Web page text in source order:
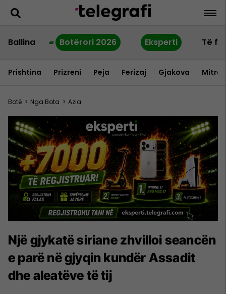
Ballina Botërori 2026 Eksperti Të
Prishtina Prizreni Peja Ferizaj Gjakova
Botë > Nga Bota > Azia
Një gjykatë siriane zhvilloi seancën
e parë në gjyqin kundër Assadit
dhe aleatëve të tij